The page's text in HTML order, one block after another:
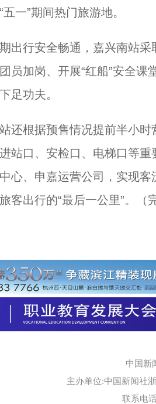
一”期间热门旅游地。
行安全畅通，嘉兴南站采
员加岗、开展“红船”安全
足功夫。
根据预售情况提前半小时
站口、安检口、电梯口等
心、申嘉运营公司，实现
客出行的“最后一公里”。（
中国新
主办单位:中国新闻社
联系电